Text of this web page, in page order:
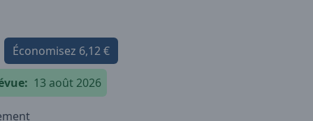
Économisez 6,12 €
13 août 2026